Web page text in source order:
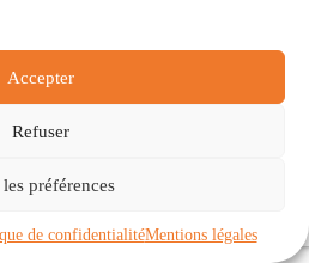
Accepter
Refuser
préférences
de confidentialitéMentions légales
À propos
de cookies (UE)